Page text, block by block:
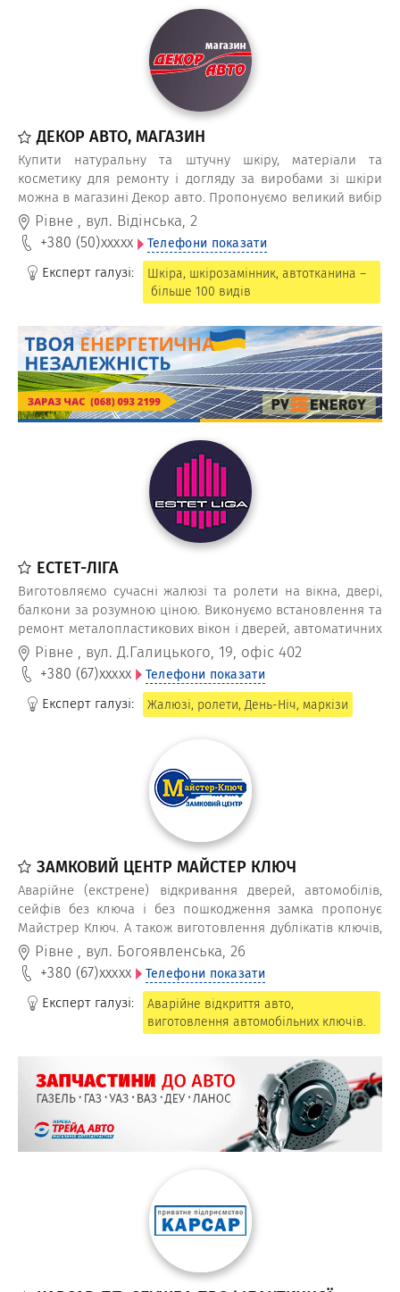
ДЕКОР АВТО, МАГАЗИН
Купити натуральну та штучну шкіру, матеріали та
косметику для ремонту і догляду за виробами зі шкіри
можна в магазині Декор авто. Пропонуємо великий вибір
товару та вигідні оптові ціни майстерням з ремонту та
пошиття взуття, виготовлення, ремонту і перетяжки
меблів і авточохлів, ательє з ремонту шкіряних виробів
та одягу.
Рівне , вул. Відінська, 2
+380 (50)xxxxx Телефони показати
Експерт галузі:
Шкіра, шкірозамінник, автотканина –
більше 100 видів
ЕСТЕТ-ЛІГА
Виготовляємо сучасні жалюзі та ролети на вікна, двері,
балкони за розумною ціною. Виконуємо встановлення та
ремонт металопластикових вікон і дверей, автоматичних
гаражних воріт, автоматики для воріт, вхідних дверей і
захисних ролет, регулювання фурнітури.
Рівне , вул. Д.Галицького, 19, офіс 402
+380 (67)xxxxx Телефони показати
Експерт галузі: Жалюзі, ролети, День-Ніч, маркізи
ЗАМКОВИЙ ЦЕНТР МАЙСТЕР КЛЮЧ
Аварійне (екстрене) відкривання дверей, автомобілів,
сейфів без ключа і без пошкодження замка пропонує
Майстрер Ключ. А також виготовлення дублікатів ключів,
автоключів, з чіпом, до домофона, розробка системи
Майстер-ключ.
Рівне , вул. Богоявленська, 26
+380 (67)xxxxx Телефони показати
Експерт галузі:
Аварійне відкриття авто,
виготовлення автомобільних ключів.